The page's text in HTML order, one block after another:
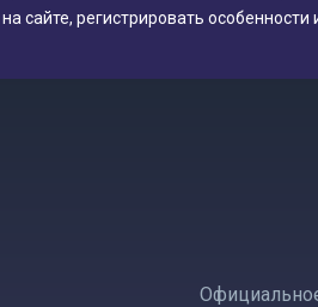
сайте, регистрировать